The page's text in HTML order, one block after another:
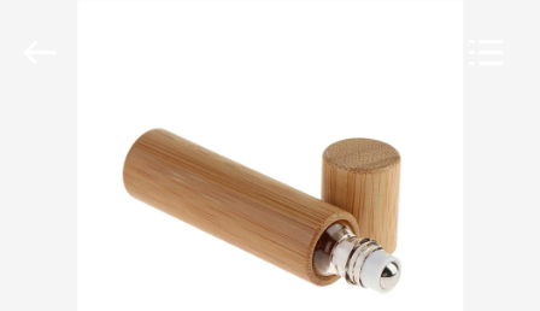
PRODUKTE